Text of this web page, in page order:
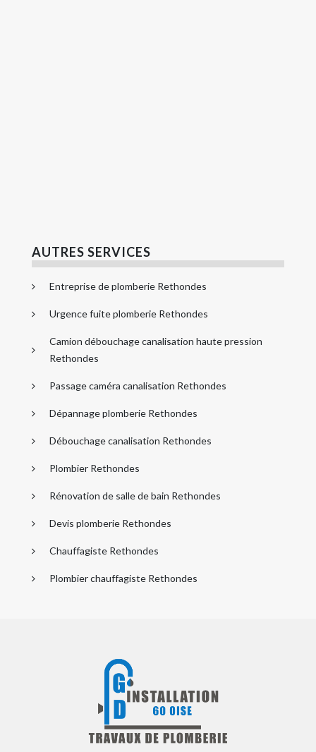
AUTRES SERVICES
Entreprise de plomberie Rethondes
Urgence fuite plomberie Rethondes
Camion débouchage canalisation haute pression
Rethondes
Passage caméra canalisation Rethondes
Dépannage plomberie Rethondes
Débouchage canalisation Rethondes
Plombier Rethondes
Rénovation de salle de bain Rethondes
Devis plomberie Rethondes
Chauffagiste Rethondes
Plombier chauffagiste Rethondes